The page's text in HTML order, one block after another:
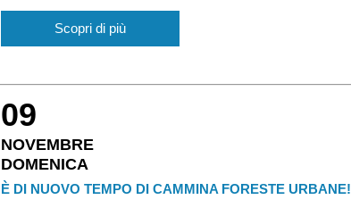
Scopri di più
09
NOVEMBRE
DOMENICA
È DI NUOVO TEMPO DI CAMMINA FORESTE URBANE!